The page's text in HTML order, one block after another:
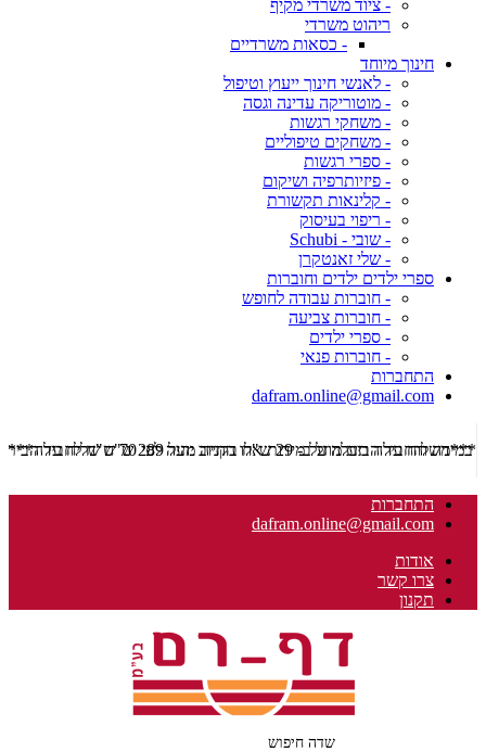
- ציוד משרדי מקיף
ריהוט משרדי
- כסאות משרדיים
חינוך מיוחד
- לאנשי חינוך ייעוץ וטיפול
- מוטוריקה עדינה וגסה
- משחקי רגשות
- משחקים טיפוליים
- ספרי רגשות
- פיזיותרפיה ושיקום
- קלינאות תקשורת
- ריפוי בעיסוק
- שובי - Schubi
- שלי זאנטקרן
ספרי ילדים ילדים וחוברות
- חוברות עבודה לחופש
- חוברות צביעה
- ספרי ילדים
- חוברות פנאי
התחברות
dafram.online@gmail.com
***משלוח עד הבית מוזל ב- 29 ש"ח בקניה מעל 289 ש"ח שליח עד הבית ***
התחברות
dafram.online@gmail.com
אודות
צרו קשר
תקנון
שדה חיפוש